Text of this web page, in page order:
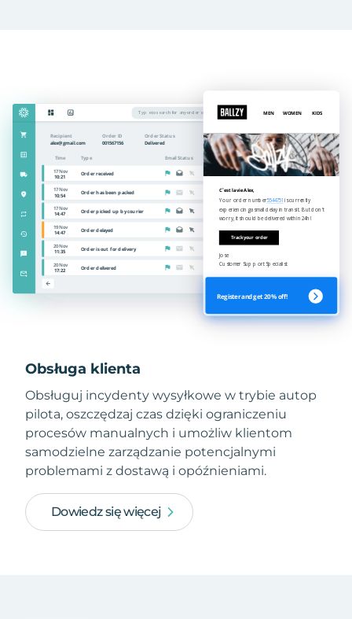
Obsługa klienta
Obsługuj incydenty wysyłkowe w trybie autop
pilota, oszczędzaj czas dzięki ograniczeniu
procesów manualnych i umożliw klientom
samodzielne zarządzanie potencjalnymi
problemami z dostawą i opóźnieniami.
Dowiedz się więcej